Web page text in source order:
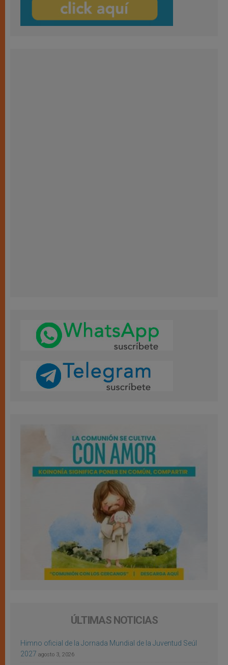
ÚLTIMAS NOTICIAS
Himno oficial de la Jornada Mundial de la Juventud Seúl
2027 agosto 3, 2026